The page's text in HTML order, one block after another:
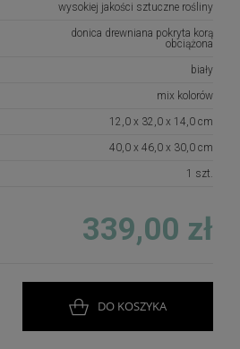
Toruniu na podstawie
Są to dekoracje
starannością i
szczegółach.
wykorzystujemy kwiaty
które są stosunkowo
atmosferycznych,
wysokiej jakości sztuczne rośliny
donica drewniana pokryta korą
obciążona
biały
mix kolorów
12,0 x 32,0 x 14,0 cm
40,0 x 46,0 x 30,0 cm
1 szt.
339,00 zł
DO KOSZYKA